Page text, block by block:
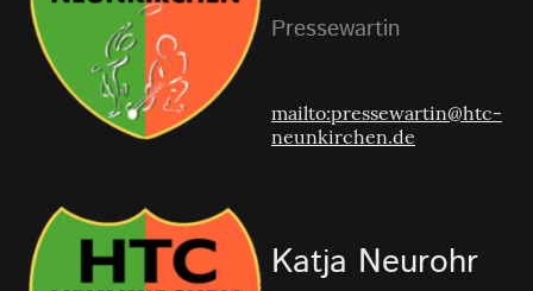
Pressewartin
mailto:pressewartin@htc-
neunkirchen.de
Katja Neurohr